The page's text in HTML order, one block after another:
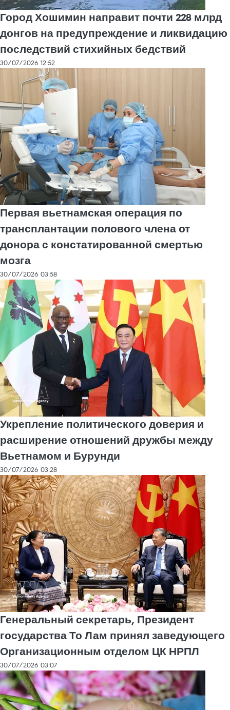
Город Хошимин направит почти 228 млрд
донгов на предупреждение и ликвидацию
последствий стихийных бедствий
30/07/2026 12:52
Первая вьетнамская операция по
трансплантации полового члена от
донора с констатированной смертью
мозга
30/07/2026 03:58
Укрепление политического доверия и
расширение отношений дружбы между
Вьетнамом и Бурунди
30/07/2026 03:28
Генеральный секретарь, Президент
государства То Лам принял заведующего
Организационным отделом ЦК НРПЛ
30/07/2026 03:07